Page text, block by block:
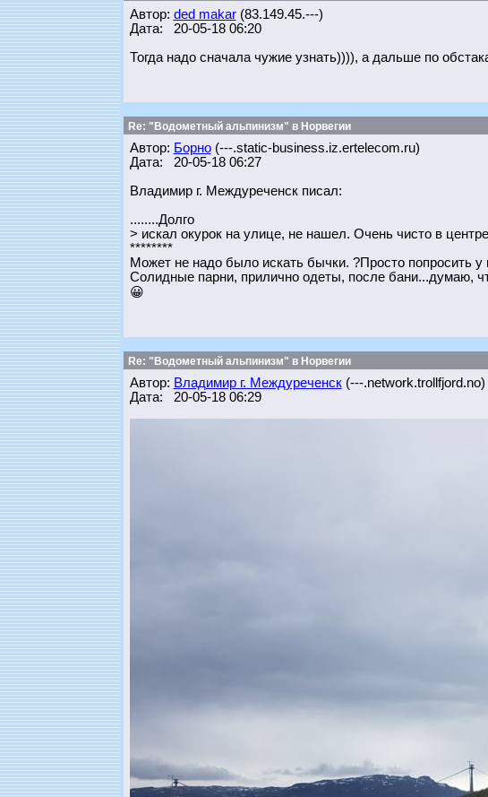
Автор: ded makar(83.149.45.---)
Дата: 20-05-18 06:20
Тогда надо сначала чужие узнать)))), а дальше по
Re: "Водометный альпинизм" в Норвегии
Автор: Борно(---.static-business.iz.ertelecom.ru)
Дата: 20-05-18 06:27
Владимир г. Междуреченск писал:
........Долго
> искал окурок на улице, не нашел. Очень чисто в
********
Может не надо было искать бычки. ?Просто попросить у
Солидные парни, прилично одеты, после бани...думаю,
😀
Re: "Водометный альпинизм" в Норвегии
Автор: Владимир г. Междуреченск(---.network.trollfjord.no)
Дата: 20-05-18 06:29